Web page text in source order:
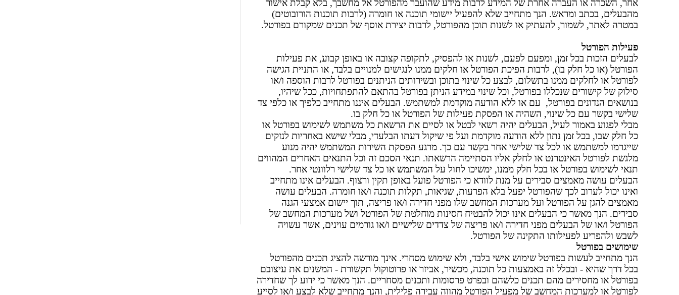
אחר, השכרה או העברה אחרת של המידע לרבות מידע שהועבר מהפורטל אל מחשבך, בלא קבלת אישור
מהבעלים, בכתב ומראש. הנך מתחייב שלא להפעיל יישומי תוכנה או חומרה (לרבות תוכנות הורובוטים)
במטרה לאתר, לשמור, להעתיק או לשנות תוכן מהפורטל, לרבות יצירת אוסף של תכנים שמקורם בפורטל.
פעילות הפורטל
לבעלים הזכות בכל זמן, ומפעם לפעם, לשנות או להפסיק, לתקופה קצובה או באופן קבוע, את פעילות
הפורטל (או כל חלק בו), לרבות הפיכת הפורטל או חלקים ממנו לנגישים למנויים בלבד, או התניית הגישה
לפורטל או לחלקים ממנו בתשלום, לבצע כל שינוי בתוכן ובשירותים הניתנים בפורטל לרבות הוספה ו/או
סילוק של קישורים שנכללו בפורטל, וכל שינוי במידע הניתן בפורטל בהתאם להתפתחויות, ככל שיהיו,
בנושאים הנדונים בפורטל, עם או ללא הודעה מוקדמת למשתמש. הבעלים איננו מתחייב כלפיך או כלפי צד
שלישי בקשר עם כל שינוי, השהיה או הפסקת פעילות של הפורטל או כל חלק בו.
מבלי לפגוע באמור לעיל, הבעלים יהיה רשאי לבטל או לסיים את הרשאת כל משתמש לשימוש בפורטל או
כל חלק שבו, בכל זמן נתון ללא הודעה מוקדמת ועל פי שיקול דעתו הבלעדי, מבלי שישא באחריות לנזקים
שייגרמו למשתמש או לכל צד שלישי אחר בקשר עם כך. מרגע הפסקת השירות המשתמש יהיה מנוע
מלגשת לפורטל האינטרנט או לחלק אליו הסתיימה הרשאתו. תנאי הסכם זה וכל התנאים האחרים המהווים
תנאי לשימוש בפורטל או בכל חלק ממנו, ימשיכו לחול על המשתמש או כל צד שלישי רלוונטי אחר.
הבעלים עושה מאמצים סבירים על מנת לוודא כי הפורטל פועל באופן תקין ורצוף. הבעלים אינו מתחייב
ואינו יכול לערוב לכך שהפורטל יפעל בלא הפרעות, שגיאות, תקלות תוכנה ו/או חומרה. הבעלים עושה
מאמצים להגן על הפורטל ועל מערכות המחשב שלו מפני חדירה ו/או פריצה, תוך יישום אמצעי הגנה
סבירים. הנך מאשר כי הבעלים אינו יכול להבטיח חסינות מוחלטת של הפורטל ושל מערכות המחשב של
הפורטל ו/או של הבעלים מפני חדירה ו/או פריצה של צדדים שלישיים ו/או גורמים עוינים, אשר עשויה
לשבש ולהפריע לפעילותו התקינה של הפורטל.
שימושים בפורטל
הנך מתחייב לעשות בפורטל שימוש אישי בלבד, ולא שימוש מסחרי. אינך מורשה להציג תכנים מהפורטל
בכל דרך שהיא - ובכלל זה באמצעות כל תוכנה, מכשיר, אביזר או פרוטוקול תקשורת - המשנים את עיצובם
בפורטל או מחסירים מהם תכנים כלשהם ובפרט פרסומות ותכנים מסחריים. הנך מאשר כי ידוע לך שחדירה
לפורטל או למערכות המחשב של מפעיל הפורטל מהווה עבירה פלילית, והנך מתחייב שלא לבצע ו/או לסייע